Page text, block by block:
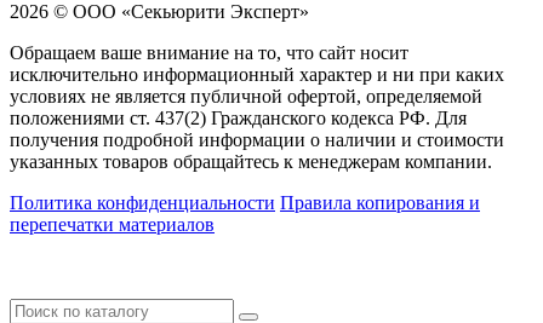
2026 © ООО «Секьюрити Эксперт»
Обращаем ваше внимание на то, что сайт носит
исключительно информационный характер и ни при каких
условиях не является публичной офертой, определяемой
положениями ст. 437(2) Гражданского кодекса РФ. Для
получения подробной информации о наличии и стоимости
указанных товаров обращайтесь к менеджерам компании.
Политика конфиденциальности Правила копирования и
перепечатки материалов